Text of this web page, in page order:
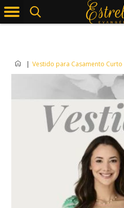
| Vestido para Casamento Curto